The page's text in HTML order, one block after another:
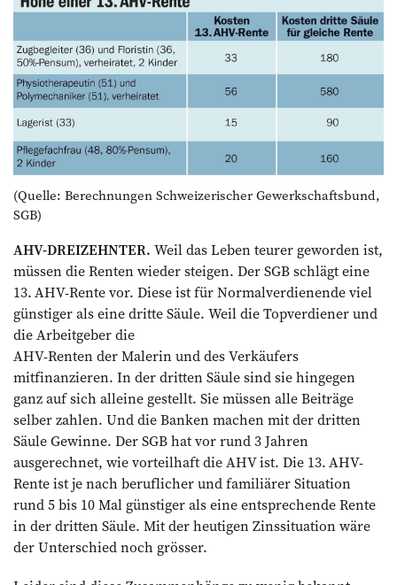
(Quelle: Berechnungen Schweizerischer Gewerkschaftsbund,
SGB)
AHV-DREIZEHNTER. Weil das Leben teurer geworden ist,
müssen die ­Renten wieder steigen. Der SGB schlägt eine
13. AHV-Rente vor. Diese ist für Normalverdienende viel
günstiger als eine dritte Säule. Weil die Top­verdiener und
die Arbeitgeber die
AHV-Renten der Malerin und des Verkäufers
mitfinanzieren. In der dritten Säule sind sie hingegen
ganz auf sich ­alleine gestellt. Sie müssen alle Beiträge
selber zahlen. Und die Banken machen mit der dritten
Säule Gewinne. Der SGB hat vor rund 3 Jahren
ausgerechnet, wie vorteilhaft die AHV ist. Die 13. AHV-
Rente ist je nach beruflicher und familiärer Situation
rund 5 bis 10 Mal günstiger als eine entsprechende Rente
in der dritten ­Säule. Mit der heutigen Zinssituation wäre
der Unterschied noch grösser.